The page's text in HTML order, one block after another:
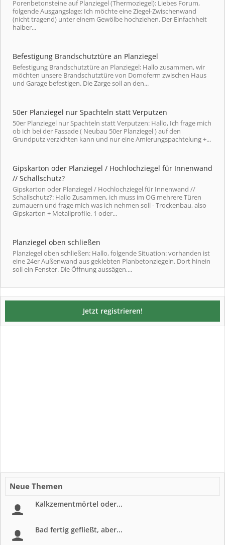
Porenbetonsteine auf Planziegel (Thermoziegel): Liebes Forum,
folgende Ausgangslage: Ich möchte eine Ziegel-Zwischenwand
(nicht tragend) unter einem Gewölbe hochziehen. Der Einfachheit
halber...
Befestigung Brandschutztüre an Planziegel
Befestigung Brandschutztüre an Planziegel: Hallo zusammen, wir
möchten unsere Brandschutztüre von Domoferm zwischen Haus
und Garage befestigen. Die Zarge soll an den...
50er Planziegel nur Spachteln statt Verputzen
50er Planziegel nur Spachteln statt Verputzen: Hallo, Ich frage mich
ob ich bei der Fassade ( Neubau 50er Planziegel ) auf den
Grundputz verzichten kann und nur eine Amierungspachtelung +...
Gipskarton oder Planziegel / Hochlochziegel für Innenwand
// Schallschutz?
Gipskarton oder Planziegel / Hochlochziegel für Innenwand //
Schallschutz?: Hallo Zusammen, ich muss im OG mehrere Türen
zumauern und frage mich was ich nehmen soll - Trockenbau, also
Gipskarton + Metallprofile. 1 oder...
Planziegel oben schließen
Planziegel oben schließen: Hallo, folgende Situation: vorhanden ist
eine 24er Außenwand aus geklebten Planbetonziegeln. Dort hinein
soll ein Fenster. Die Öffnung aussägen,...
Jetzt registrieren!
Neue Themen
Kalkzementmörtel oder...
Bad fertig gefließt, aber...